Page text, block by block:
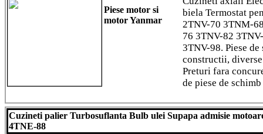
Piese motor si
motor Yanmar
biela Termostat
2TNV-70 3TNM-
76 3TNV-82
3TNV-98. Piese
constructii,
Preturi fara
de piese de
Cuzineti palier Turbosuflanta Bulb ulei Supapa admisie
4TNE-88